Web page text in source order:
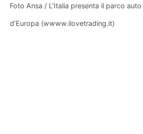
Foto Ansa / L’Italia presenta il parco
d’Europa (wwww.ilovetrading.it)